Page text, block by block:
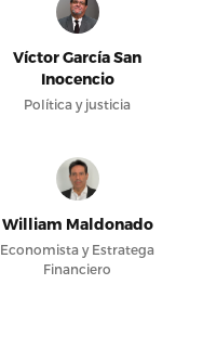
Víctor García San
Inocencio
Política y justicia
William Maldonado
Economista y Estratega
Financiero